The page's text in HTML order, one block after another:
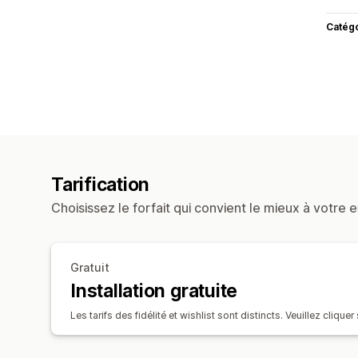
Tarification
Choisissez le forfait qui convient le mieux à votre
Gratuit
Installation gratuite
Les tarifs des fidélité et wishlist sont distincts. Veuillez